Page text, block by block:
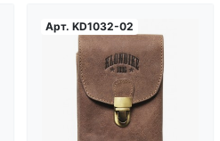
Арт. KD1032-02
Загрузка...